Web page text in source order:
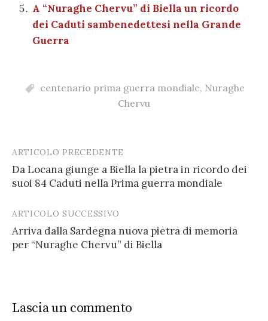
A “Nuraghe Chervu” di Biella un ricordo
dei Caduti sambenedettesi nella Grande
Guerra
centenario prima guerra mondiale, Nuraghe
Chervu
Post
navigation
ARTICOLO PRECEDENTE
Da Locana giunge a Biella la pietra in ricordo dei
suoi 84 Caduti nella Prima guerra mondiale
ARTICOLO SUCCESSIVO
Arriva dalla Sardegna nuova pietra di memoria
per “Nuraghe Chervu” di Biella
Lascia un commento